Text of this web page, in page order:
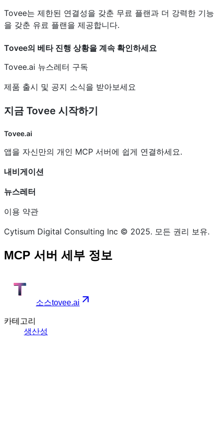
Tovee는 제한된 연결성을 갖춘 무료 플랜과 더 강력한 기능
을 갖춘 유료 플랜을 제공합니다.
Tovee의 베타 진행 상황을 계속 확인하세요
Tovee.ai 뉴스레터 구독
제품 출시 및 공지 소식을 받아보세요
지금 Tovee 시작하기
Tovee.ai
앱을 자신만의 개인 MCP 서버에 쉽게 연결하세요.
내비게이션
뉴스레터
이용 약관
Cytisum Digital Consulting Inc © 2025. 모든 권리 보유.
MCP 서버 세부 정보
소스tovee.ai
카테고리
생산성